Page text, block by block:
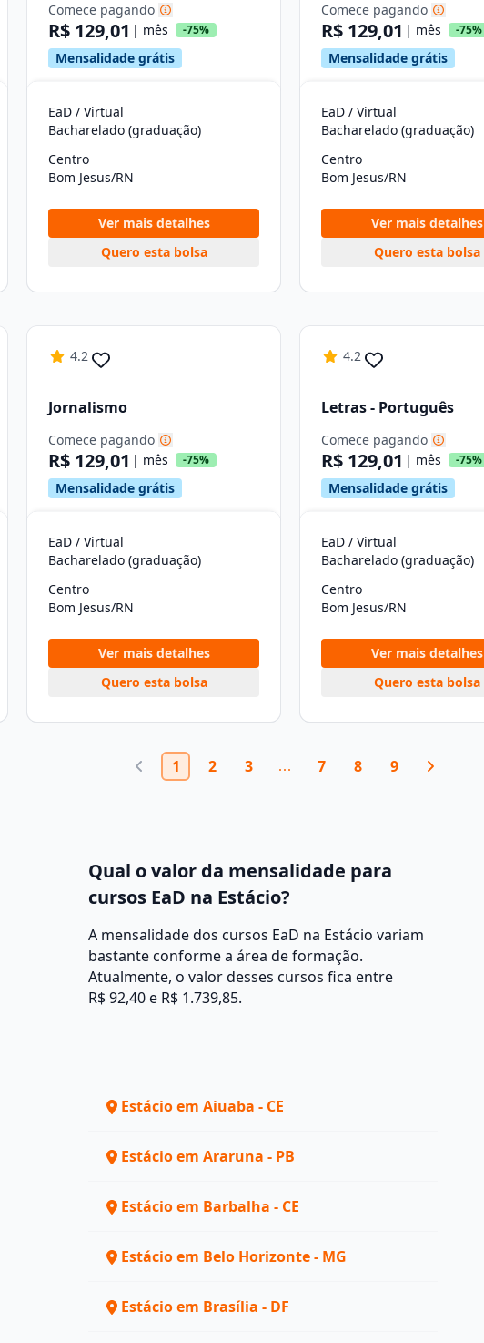
Comece pagando
R$ 129,01 | mês -75%
Mensalidade grátis
EaD / Virtual
Bacharelado (graduação)
Centro
Bom Jesus/RN
Ver mais detalhes
Quero esta bolsa
Comece pagando
R$ 129,01 | mês -75%
Mensalidade grátis
EaD / Virtual
Bacharelado (graduação)
Centro
Bom Jesus/RN
Ver mais detalhes
Quero esta bolsa
4.2
Jornalismo
Comece pagando
R$ 129,01 | mês -75%
Mensalidade grátis
EaD / Virtual
Bacharelado (graduação)
Centro
Bom Jesus/RN
Ver mais detalhes
Quero esta bolsa
4.2
Letras - Português
Comece pagando
R$ 129,01 | mês -75%
Mensalidade grátis
EaD / Virtual
Bacharelado (graduação)
Centro
Bom Jesus/RN
Ver mais detalhes
Quero esta bolsa
1 2 3 7 8 9
Qual o valor da mensalidade para
cursos EaD na Estácio?
A mensalidade dos cursos EaD na Estácio variam
bastante conforme a área de formação.
Atualmente, o valor desses cursos fica entre
R$ 92,40 e R$ 1.739,85.
Estácio em Aiuaba - CE
Estácio em Araruna - PB
Estácio em Barbalha - CE
Estácio em Belo Horizonte - MG
Estácio em Brasília - DF